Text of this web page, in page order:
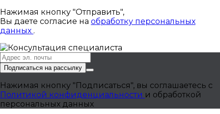
Нажимая кнопку "Отправить",
Вы даете согласие на обработку персональных
данных .
Подписаться на рассылку
Нажимая кнопку "Подписаться", вы соглашаетесь с
Политикой конфиденциальности и обработкой
персональных данных